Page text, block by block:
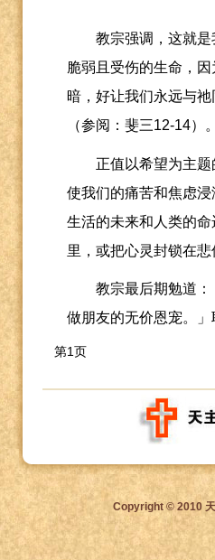
教宗强调，这就
脆弱且受伤的生命，
暗，好让我们永远与
（参阅：斐三12-14）。
正值以希望为主
使我们的痛苦和焦虑
生活的未来和人类的
里，或把心灵封锁在悲
教宗最后期勉道
做朋友的无价恩宠。
第1页
Copyright © 2010 天主教上